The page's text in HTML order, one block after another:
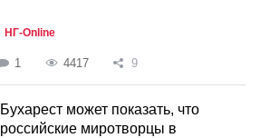
НГ-Online
1 4417 9
Бухарест может показать, что
российские миротворцы в